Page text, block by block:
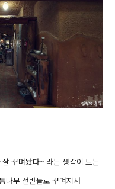
꾸며놨다~ 라는 생각이 드는
나무 선반들로 꾸며져서